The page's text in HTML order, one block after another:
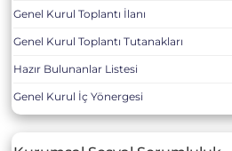
Genel Kurul Toplantı İlanı
Genel Kurul Toplantı Tutanakları
Hazır Bulunanlar Listesi
Genel Kurul İç Yönergesi